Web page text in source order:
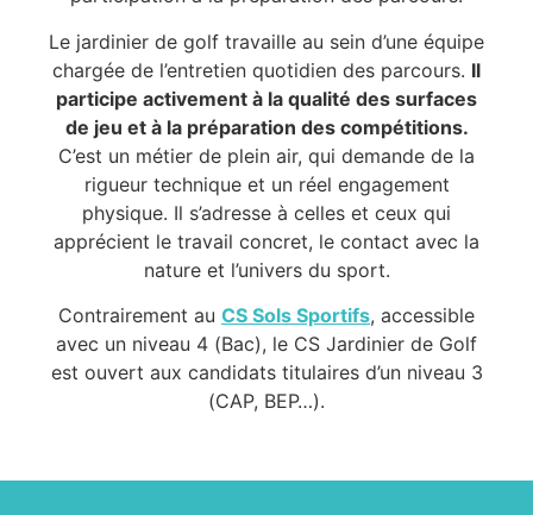
Le jardinier de golf travaille au sein d’une équipe
chargée de l’entretien quotidien des parcours. Il
participe activement à la qualité des surfaces
de jeu et à la préparation des compétitions.
C’est un métier de plein air, qui demande de la
rigueur technique et un réel engagement
physique. Il s’adresse à celles et ceux qui
apprécient le travail concret, le contact avec la
nature et l’univers du sport.
Contrairement au CS Sols Sportifs, accessible
avec un niveau 4 (Bac), le CS Jardinier de Golf
est ouvert aux candidats titulaires d’un niveau 3
(CAP, BEP…).